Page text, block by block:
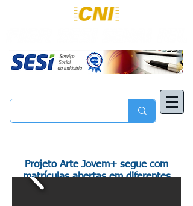
Projeto Arte Jovem+ segue com
matrículas abertas em diferentes